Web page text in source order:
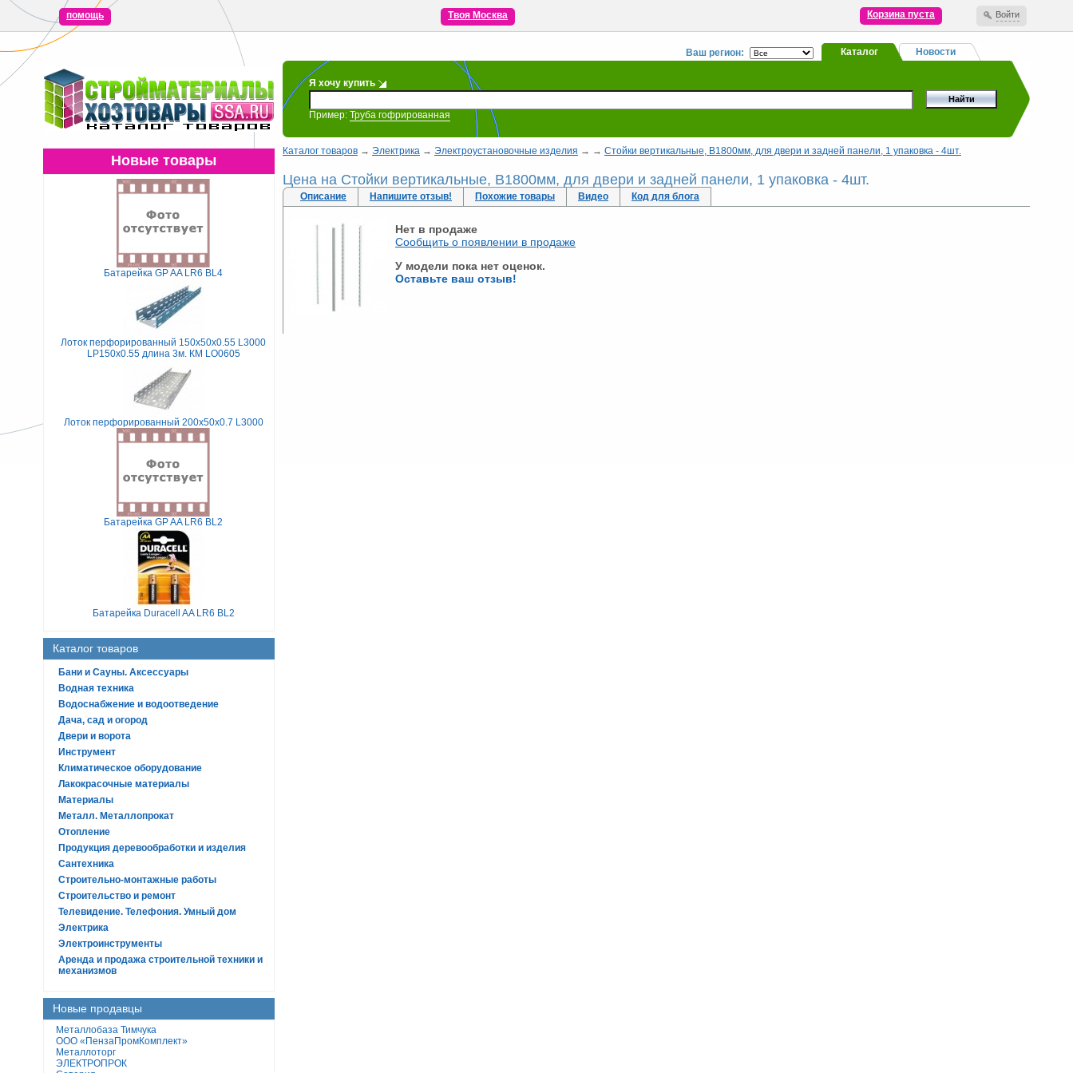
помощь Твоя Москва Корзина пуста Войти
Ваш регион: Каталог Новости
Я хочу купить
Пример: Труба гофрированная
Новые товары
Батарейка GP AA LR6 BL4
Лоток перфорированный 150х50х0.55 L3000
LP150х0.55 длина 3м. КМ LO0605
Лоток перфорированный 200х50х0.7 L3000
Батарейка GP AA LR6 BL2
Батарейка Duracell AA LR6 BL2
Каталог товаров
Бани и Сауны. Аксессуары
Водная техника
Водоснабжение и водоотведение
Дача, сад и огород
Двери и ворота
Инструмент
Климатическое оборудование
Лакокрасочные материалы
Материалы
Металл. Металлопрокат
Отопление
Продукция деревообработки и изделия
Сантехника
Строительно-монтажные работы
Строительство и ремонт
Телевидение. Телефония. Умный дом
Электрика
Электроинструменты
Аренда и продажа строительной техники и
механизмов
Новые продавцы
Металлобаза Тимчука
ООО «ПензаПромКомплект»
Металлоторг
ЭЛЕКТРОПРОК
Каталог товаров → Электрика → Электроустановочные изделия → → Стойки вертикальные, В1800мм, для двери и задней панели, 1 упаковка - 4шт.
Цена на Стойки вертикальные, В1800мм, для двери и задней панели, 1 упаковка - 4шт.
Описание Напишите отзыв! Похожие товары Видео Код для блога
Нет в продаже
Сообщить о появлении в продаже
У модели пока нет оценок.
Оставьте ваш отзыв!